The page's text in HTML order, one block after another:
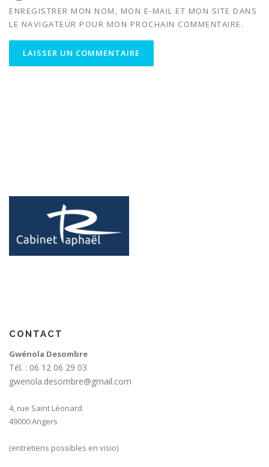
ENREGISTRER MON NOM, MON E-MAIL ET MON SITE DANS
LE NAVIGATEUR POUR MON PROCHAIN COMMENTAIRE.
CONTACT
Gwénola Desombre
Tél. : 06 12 06 29 03
gwenola.desombre@gmail.com
4, rue Saint Léonard
49000 Angers
(entretiens possibles en visio)